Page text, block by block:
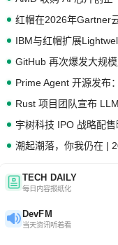
红帽在2026年Gartner
GitHub 再次爆发大规
潮起潮落，你我仍在 |
TECH DAILY
每日内容报纸化
DevFM
当天资讯听着看